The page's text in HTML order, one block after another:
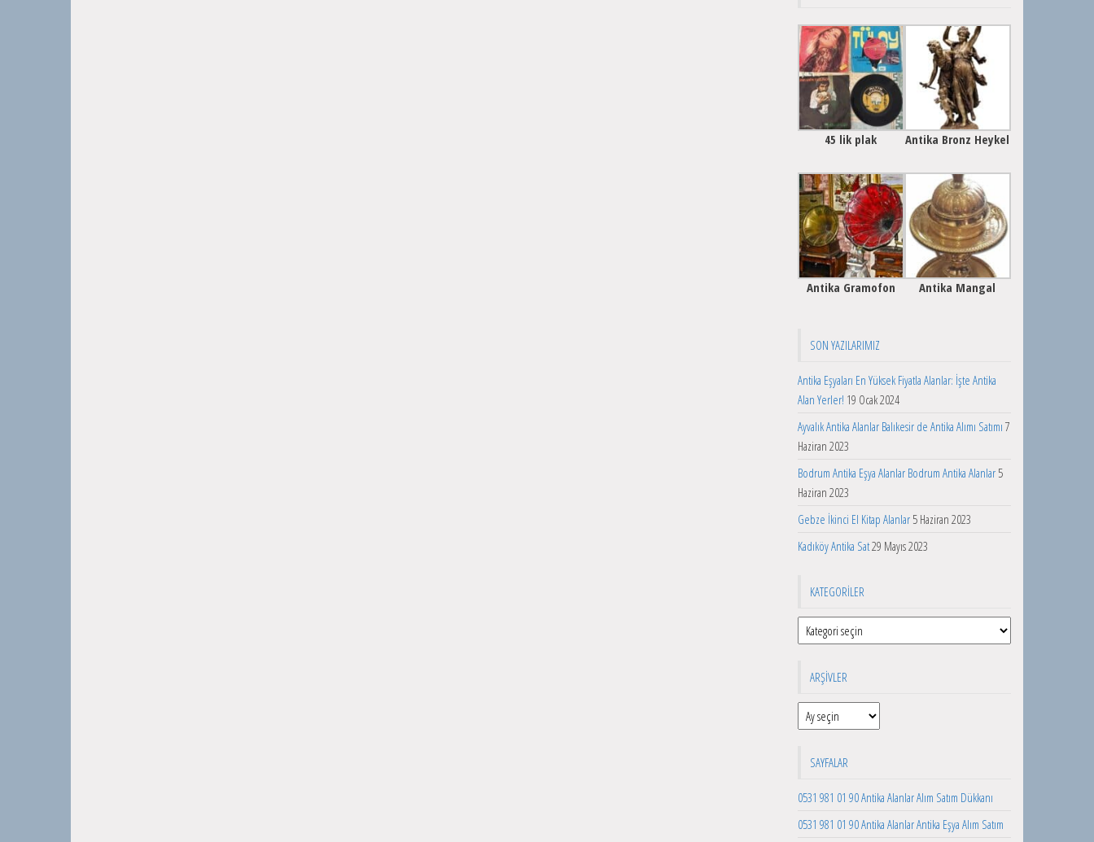
45 lik plak Antika Bronz Heykel
Antika Gramofon Antika Mangal
SON YAZILARIMIZ
Antika Eşyaları En Yüksek Fiyatla Alanlar: İşte Antika
Alan Yerler! 19 Ocak 2024
Ayvalık Antika Alanlar Balıkesir de Antika Alımı Satımı 7
Haziran 2023
Bodrum Antika Eşya Alanlar Bodrum Antika Alanlar 5
Haziran 2023
Gebze İkinci El Kitap Alanlar 5 Haziran 2023
Kadıköy Antika Sat29 Mayıs 2023
KATEGORILER
Kategoriler
ARŞIVLER
Arşivler
SAYFALAR
0531 981 01 90 Antika Alanlar Alım Satım Dükkanı
0531 981 01 90 Antika Alanlar Antika Eşya Alım Satım